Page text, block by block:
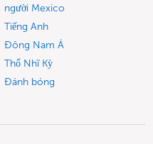
người Mexico
Tiếng Anh
Đông Nam Á
Thổ Nhĩ Kỳ
Đánh bóng